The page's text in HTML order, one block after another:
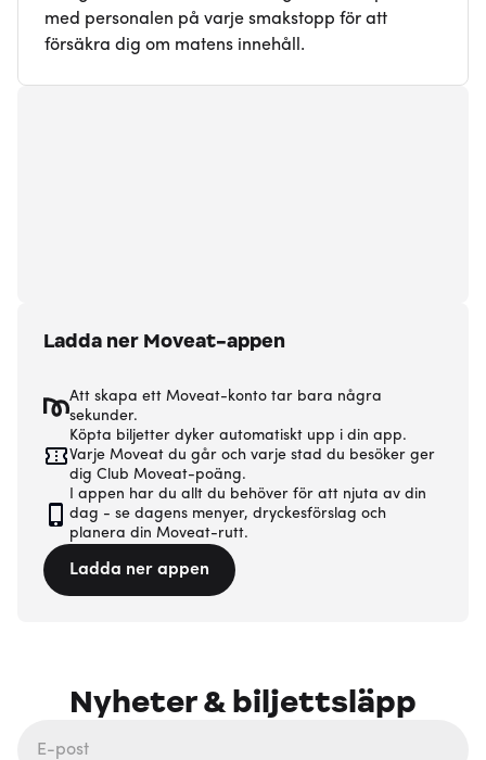
med personalen på varje smakstopp för att
försäkra dig om matens innehåll.
Ladda ner Moveat-appen
Att skapa ett Moveat-konto tar bara några
sekunder.
Köpta biljetter dyker automatiskt upp i din app.
Varje Moveat du går och varje stad du besöker ger
dig Club Moveat-poäng.
I appen har du allt du behöver för att njuta av din
dag - se dagens menyer, dryckesförslag och
planera din Moveat-rutt.
Ladda ner appen
Nyheter & biljettsläpp